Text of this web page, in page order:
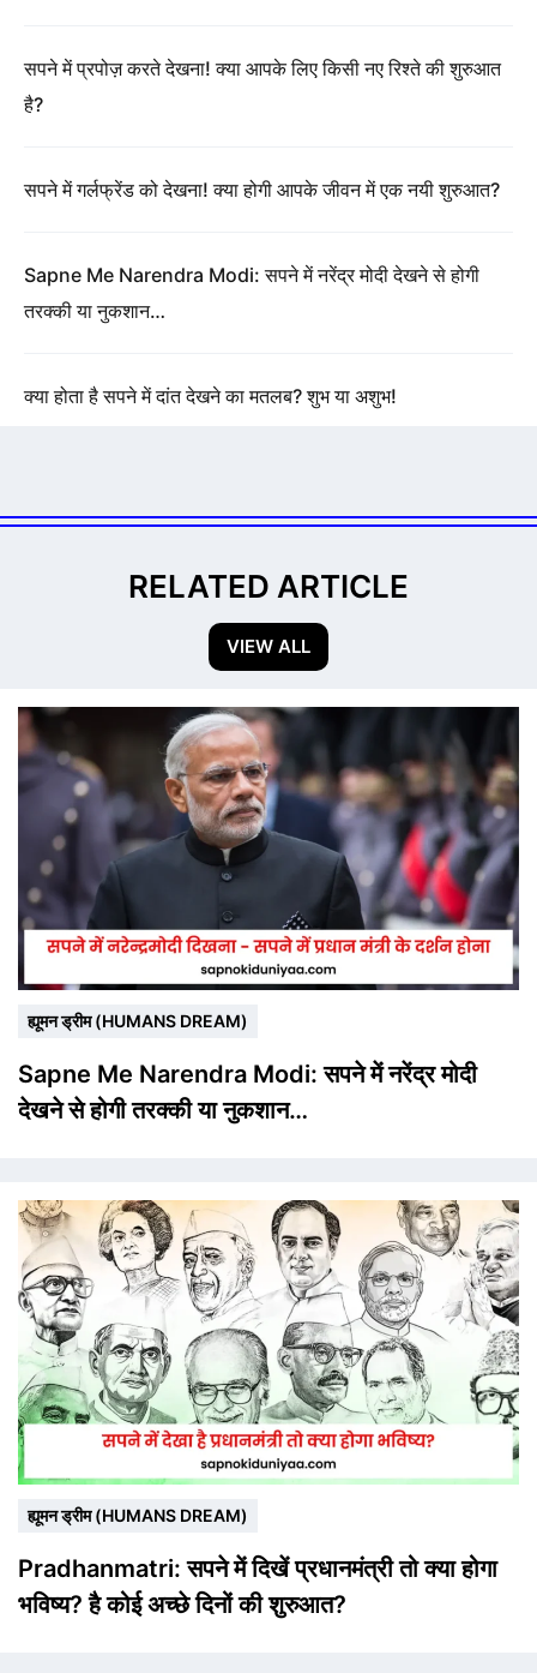
सपने में प्रपोज़ करते देखना! क्या आपके लिए किसी नए रिश्ते की शुरुआत
है?
सपने में गर्लफ्रेंड को देखना! क्या होगी आपके जीवन में एक नयी शुरुआत?
Sapne Me Narendra Modi: सपने में नरेंद्र मोदी देखने से होगी
तरक्की या नुकशान…
क्या होता है सपने में दांत देखने का मतलब? शुभ या अशुभ!
RELATED ARTICLE
VIEW ALL
ह्यूमन ड्रीम (HUMANS DREAM)
Sapne Me Narendra Modi: सपने में नरेंद्र मोदी
देखने से होगी तरक्की या नुकशान…
ह्यूमन ड्रीम (HUMANS DREAM)
Pradhanmatri: सपने में दिखें प्रधानमंत्री तो क्या होगा
भविष्य? है कोई अच्छे दिनों की शुरुआत?